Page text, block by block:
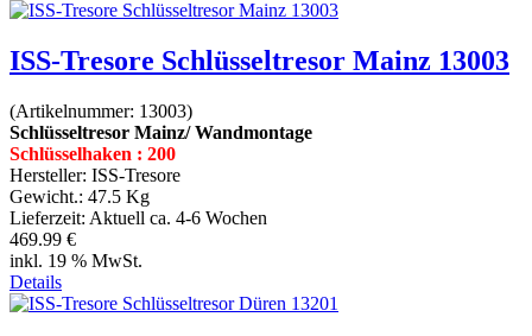
ISS-Tresore Schlüsseltresor Mainz 13003
(Artikelnummer: 13003)
Schlüsseltresor Mainz/ Wandmontage
Schlüsselhaken : 200
Hersteller: ISS-Tresore
Gewicht.: 47.5 Kg
Lieferzeit: Aktuell ca. 4-6 Wochen
469.99 €
inkl. 19 % MwSt.
Details